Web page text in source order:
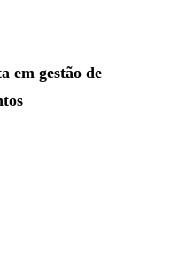
em gestão de